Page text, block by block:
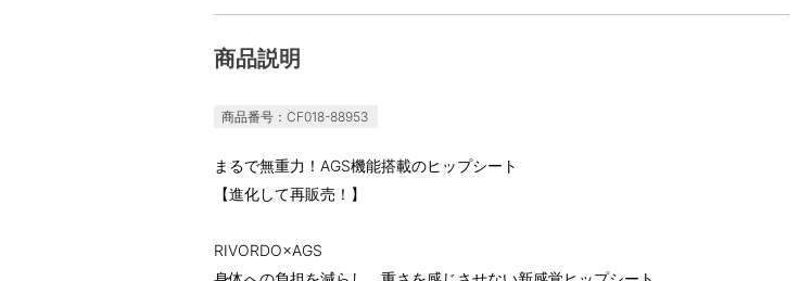
商品説明
商品番号：CF018-88953
まるで無重力！AGS機能搭載のヒップシート
【進化して再販売！】
RIVORDO×AGS